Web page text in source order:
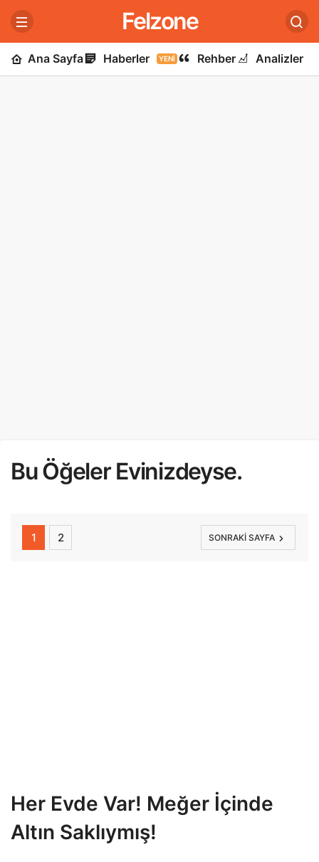
Felzone
Ana Sayfa Haberler YENI Rehber Analizler
Bu Öğeler Evinizdeyse.
1 2 SONRAKI SAYFA
Her Evde Var! Meğer İçinde
Altın Saklıymış!